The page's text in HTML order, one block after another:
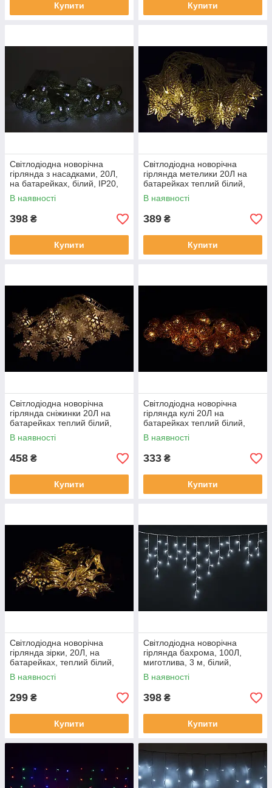
Купити Купити
Світлодіодна новорічна
гірлянда з насадками, 20Л,
на батарейках, білий, IP20,
LED (651856)
В наявності
398 ₴
Купити
Світлодіодна новорічна
гірлянда метелики 20Л на
батарейках теплий білий,
LED (652402)
В наявності
389 ₴
Купити
Світлодіодна новорічна
гірлянда сніжинки 20Л на
батарейках теплий білий,
LED (652419)
В наявності
458 ₴
Купити
Світлодіодна новорічна
гірлянда кулі 20Л на
батарейках теплий білий,
LED (652433)
В наявності
333 ₴
Купити
Світлодіодна новорічна
гірлянда зірки, 20Л, на
батарейках, теплий білий,
IP20, LED (652440)
В наявності
299 ₴
Купити
Світлодіодна новорічна
гірлянда бахрома, 100Л,
миготлива, 3 м, білий,
IP44(950118)
В наявності
398 ₴
Купити